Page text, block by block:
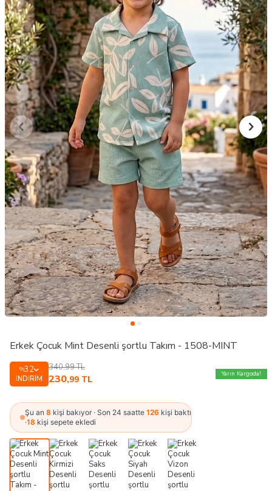
Erkek Çocuk Mint Desenli şortlu Takım - 1508-MINT
%32
İNDIRIM
340,99TL
230,99 TL
Yarın Kargoda!
Şu an 8 kişi bakıyor · Son 24 saatte 126 kişi baktı
·18 kişi sepete ekledi